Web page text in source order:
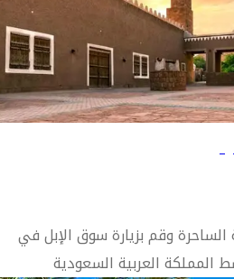
وقم بزيارة سوق الإبل في
المملكة العربية السعودية